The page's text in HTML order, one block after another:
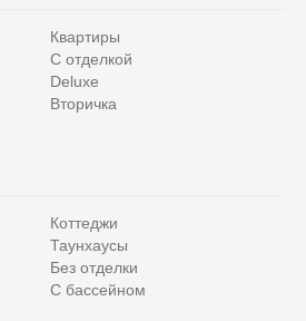
Квартиры
С отделкой
Deluxe
Вторичка
Коттеджи
Таунхаусы
Без отделки
С бассейном